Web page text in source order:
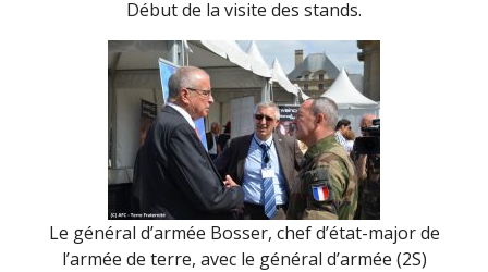
Début de la visite des stands.
Le général d’armée Bosser, chef d’état-major de
l’armée de terre, avec le général d’armée (2S)